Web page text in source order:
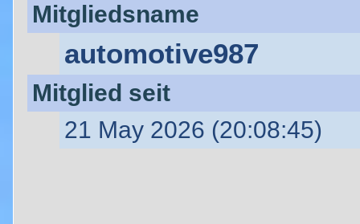
Mitgliedsname
automotive987
Mitglied seit
21 May 2026 (20:08:45)